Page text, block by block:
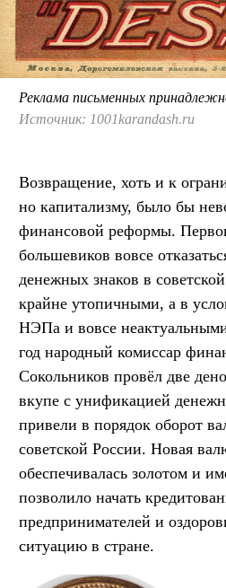
Реклама письменных
Источник: 1001karandash.ru
Возвращение, хоть и к
но капитализму, было бы
финансовой реформы.
большевиков вовсе
денежных знаков в
крайне утопичными, а в
НЭПа и вовсе
год народный комиссар
Сокольников провёл две
вкупе с унификацией
привели в порядок оборот
советской России. Новая
обеспечивалась золотом и
позволило начать
предпринимателей и
ситуацию в стране.